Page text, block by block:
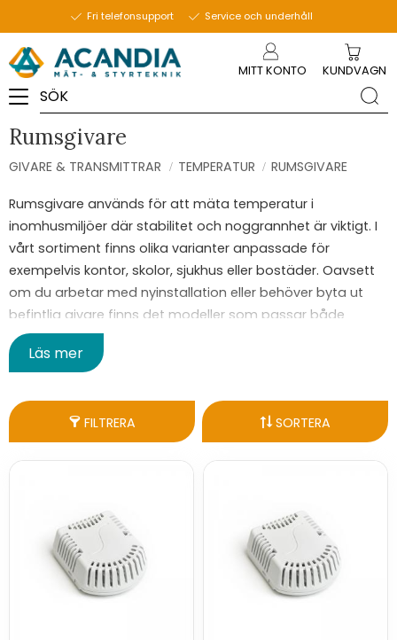
Fri telefonsupport Service och underhåll
MITT KONTO KUNDVAGN
Rumsgivare
GIVARE & TRANSMITTRAR TEMPERATUR RUMSGIVARE
Rumsgivare används för att mäta temperatur i
inomhusmiljöer där stabilitet och noggrannhet är viktigt. I
vårt sortiment finns olika varianter anpassade för
exempelvis kontor, skolor, sjukhus eller bostäder. Oavsett
om du arbetar med nyinstallation eller behöver byta ut
befintlig givare finns det modeller som passar både
moderna och äldre system.
Läs mer
FILTRERA SORTERA